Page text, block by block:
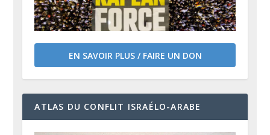
EN SAVOIR PLUS / FAIRE UN DON
ATLAS DU CONFLIT ISRAÉLO-ARABE